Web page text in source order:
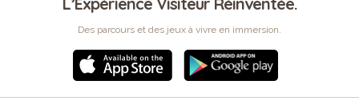
Des parcours et des jeux à vivre en immersion.